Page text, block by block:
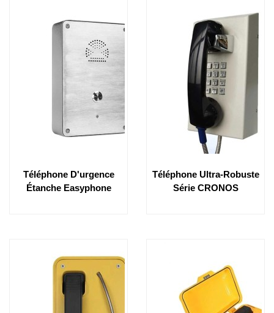
Téléphone D'urgence
Étanche Easyphone
Téléphone Ultra-Robuste
Série CRONOS